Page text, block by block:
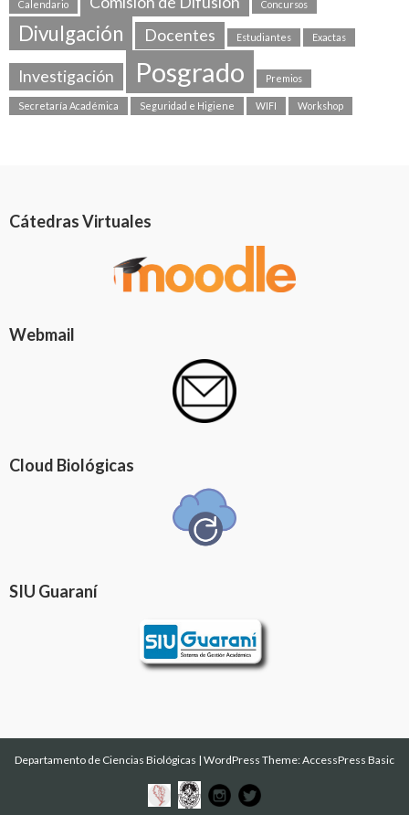
Calendario Concursos
Divulgación Docentes Estudiantes Exactas
Investigación Posgrado Premios
Secretaría Académica Seguridad e Higiene WIFI Workshop
Cátedras Virtuales
Webmail
Cloud Biológicas
SIU Guaraní
Departamento de Ciencias Biológicas | WordPress Theme:AccessPress Basic